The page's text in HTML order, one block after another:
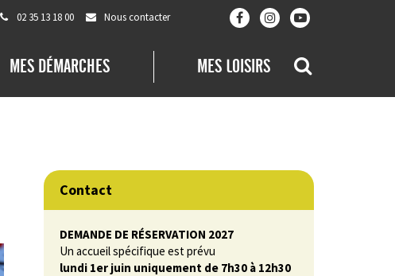
02 35 13 18 00 Nous contacter
Lien
compte
Facebook
Lien
compte
Instagram
Lien
chaîne
Youtube
MES DÉMARCHES MES LOISIRS
Contact
DEMANDE DE RÉSERVATION 2027
Un accueil spécifique est prévu
lundi 1er juin uniquement de 7h30 à 12h30